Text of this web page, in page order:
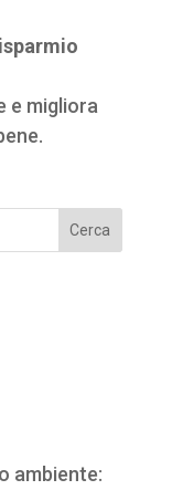
e migliora
Cerca
ambiente: